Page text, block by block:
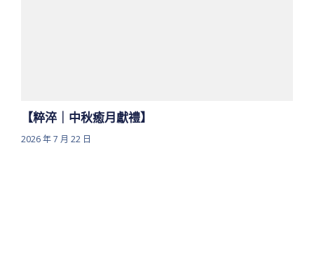
【粹淬｜中秋癒月獻禮】
2026 年 7 月 22 日